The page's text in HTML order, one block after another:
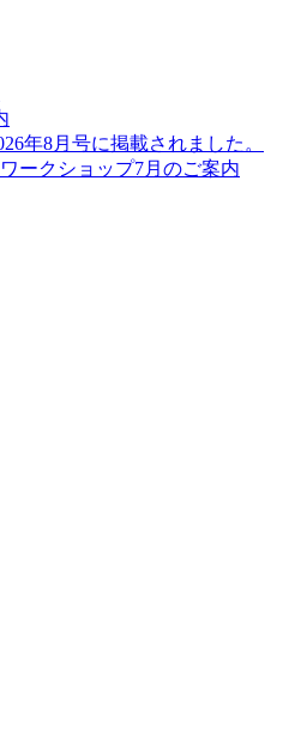
年8月号に掲載されました。
ークショップ7月のご案内